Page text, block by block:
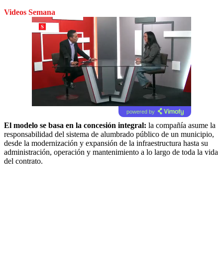
Videos Semana
powered by
El modelo se basa en la concesión integral: la compañía asume la
responsabilidad del sistema de alumbrado público de un municipio,
desde la modernización y expansión de la infraestructura hasta su
administración, operación y mantenimiento a lo largo de toda la vida
del contrato.